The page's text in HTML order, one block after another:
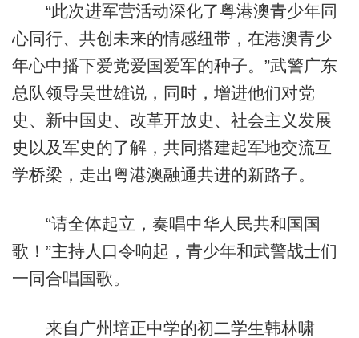
“此次进军营活动深化了粤港澳青少年同
心同行、共创未来的情感纽带，在港澳青少
年心中播下爱党爱国爱军的种子。”武警广东
总队领导吴世雄说，同时，增进他们对党
史、新中国史、改革开放史、社会主义发展
史以及军史的了解，共同搭建起军地交流互
学桥梁，走出粤港澳融通共进的新路子。
“请全体起立，奏唱中华人民共和国国
歌！”主持人口令响起，青少年和武警战士们
一同合唱国歌。
来自广州培正中学的初二学生韩林啸